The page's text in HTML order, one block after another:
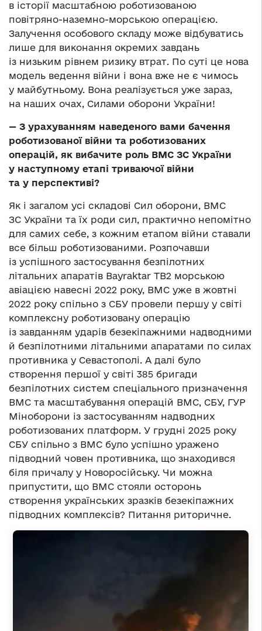
в історії масштабною роботизованою
повітряно-наземно-морською операцією.
Залучення особового складу може відбуватись
лише для виконання окремих завдань
із низьким рівнем ризику втрат. По суті це нова
модель ведення війни і вона вже не є чимось
у майбутньому. Вона реалізується уже зараз,
на наших очах, Силами оборони України!
— З урахуванням наведеного вами бачення
роботизованої війни та роботизованих
операцій, як вибачите роль ВМС ЗС України
у наступному етапі триваючої війни
та у перспективі?
Як і загалом усі складові Сил оборони, ВМС
ЗС України та їх роди сил, практично непомітно
для самих себе, з кожним етапом війни ставали
все більш роботизованими. Розпочавши
із успішного застосування безпілотних
літальних апаратів Bayraktar TB2 морською
авіацією навесні 2022 року, ВМС уже в жовтні
2022 року спільно з СБУ провели першу у світі
комплексну роботизовану операцію
із завданням ударів безекіпажними надводними
й безпілотними літальними апаратами по силах
противника у Севастополі. А далі було
створення першої у світі 385 бригади
безпілотних систем спеціального призначення
ВМС та масштабування операцій ВМС, СБУ, ГУР
Міноборони із застосуванням надводних
роботизованих платформ. У грудні 2025 року
СБУ спільно з ВМС було успішно уражено
підводний човен противника, що знаходився
біля причалу у Новоросійську. Чи можна
припустити, що ВМС стояли осторонь
створення українських зразків безекіпажних
підводних комплексів? Питання риторичне.